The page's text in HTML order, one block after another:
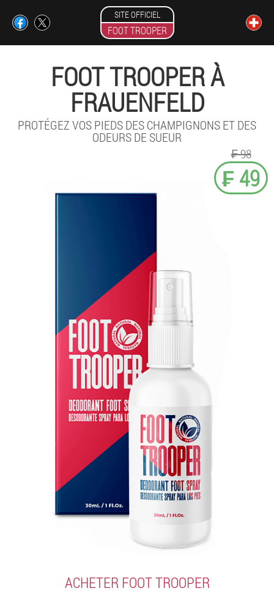
SITE OFFICIEL
FOOT TROOPER
FOOT TROOPER À
FRAUENFELD
PROTÉGEZ VOS PIEDS DES CHAMPIGNONS ET DES
ODEURS DE SUEUR
₣ 98
₣ 49
ACHETER FOOT TROOPER